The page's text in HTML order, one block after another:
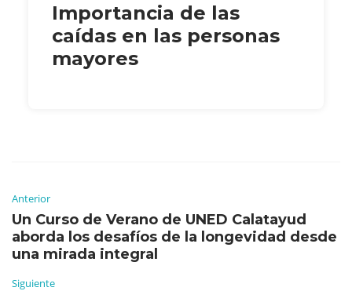
Importancia de las
caídas en las personas
mayores
Anterior
Un Curso de Verano de UNED Calatayud
aborda los desafíos de la longevidad desde
una mirada integral
Siguiente